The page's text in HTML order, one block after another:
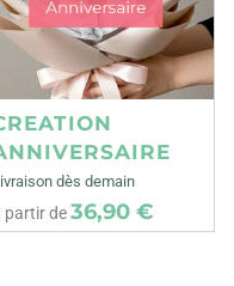
dès demain
partir de36,90 €